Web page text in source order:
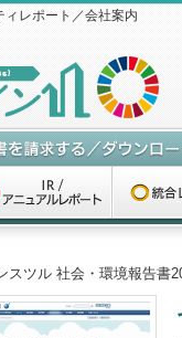
レポート／会社案内
スツル 社会・環境報告書